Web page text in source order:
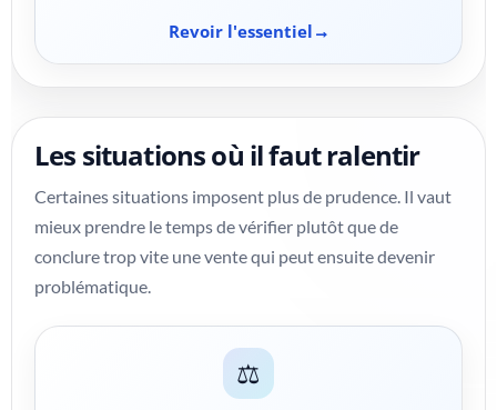
Revoir l'essentiel
Les situations où il faut ralentir
Certaines situations imposent plus de prudence. Il vaut
mieux prendre le temps de vérifier plutôt que de
conclure trop vite une vente qui peut ensuite devenir
problématique.
⚖️